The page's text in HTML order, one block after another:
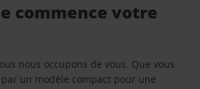
commence votre
nous occupons de vous. Que vous
un modèle compact pour une